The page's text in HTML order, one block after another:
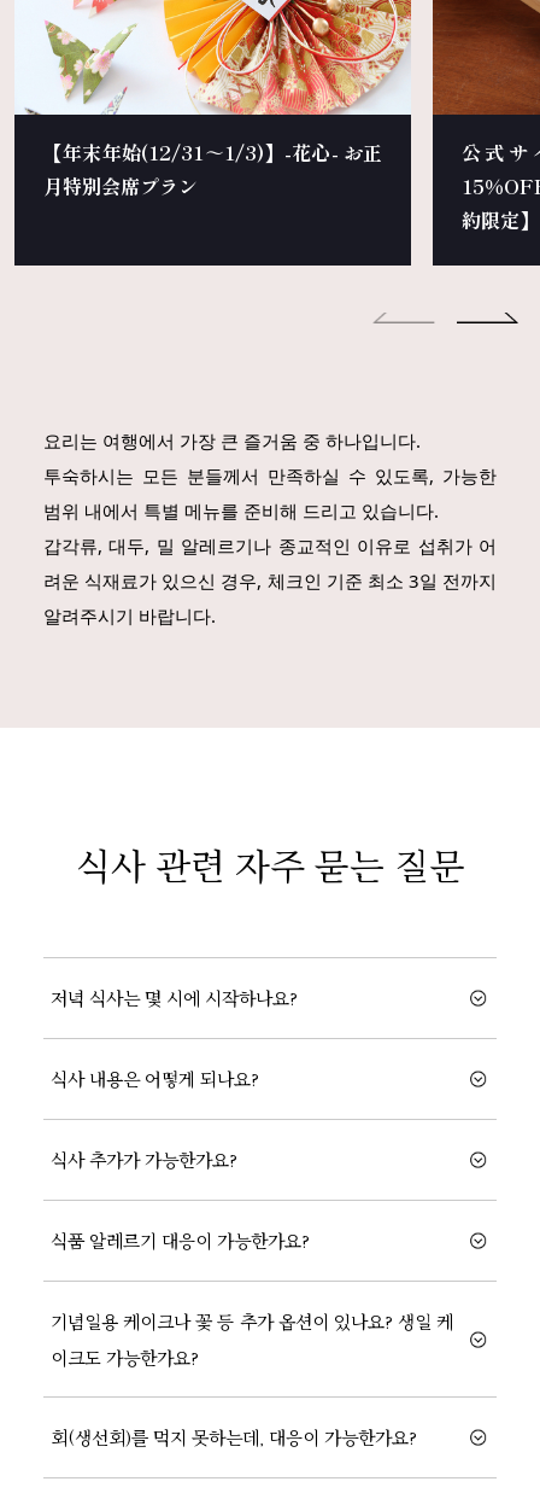
【年末年始(12/31～1/3)】-花心- お正
月特別会席プラン
公式サ
15％
約限定】
요리는 여행에서 가장 큰 즐거움 중 하나입니다.
투숙하시는 모든 분들께서 만족하실 수 있도록, 가능한
범위 내에서 특별 메뉴를 준비해 드리고 있습니다.
갑각류, 대두, 밀 알레르기나 종교적인 이유로 섭취가 어
려운 식재료가 있으신 경우, 체크인 기준 최소 3일 전까지
알려주시기 바랍니다.
식사 관련 자주 묻는 질문
저녁 식사는 몇 시에 시작하나요?
식사 내용은 어떻게 되나요?
식사 추가가 가능한가요?
식품 알레르기 대응이 가능한가요?
기념일용 케이크나 꽃 등 추가 옵션이 있나요? 생일 케
이크도 가능한가요?
회(생선회)를 먹지 못하는데, 대응이 가능한가요?